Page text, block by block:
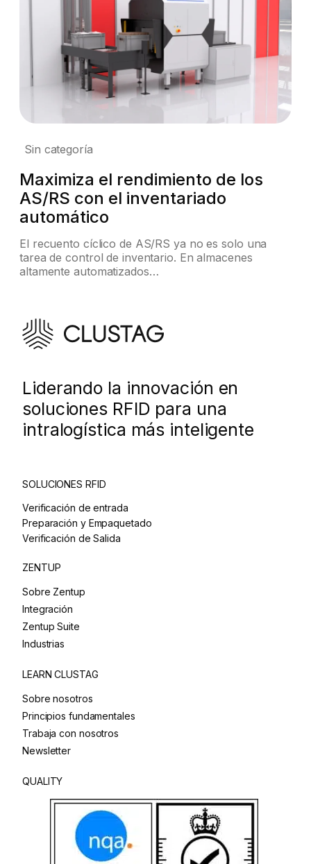
Sin categoría
Maximiza el rendimiento de los
AS/RS con el inventariado
automático
El recuento cíclico de AS/RS ya no es solo una
tarea de control de inventario. En almacenes
altamente automatizados…
Liderando la innovación en
soluciones RFID para una
intralogística más inteligente
SOLUCIONES RFID
Verificación de entrada
Preparación y Empaquetado
Verificación de Salida
ZENTUP
Sobre Zentup
Integración
Zentup Suite
Industrias
LEARN CLUSTAG
Sobre nosotros
Principios fundamentales
Trabaja con nosotros
Newsletter
QUALITY